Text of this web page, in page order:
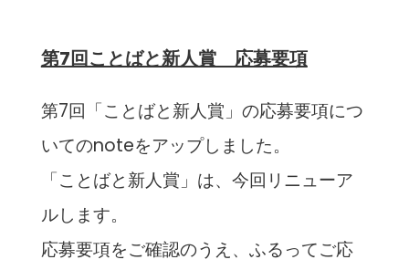
第7回ことばと新人賞 応募要項
第7回「ことばと新人賞」の応募要項につ
いてのnoteをアップしました。
「ことばと新人賞」は、今回リニューア
ルします。
応募要項をご確認のうえ、ふるってご応